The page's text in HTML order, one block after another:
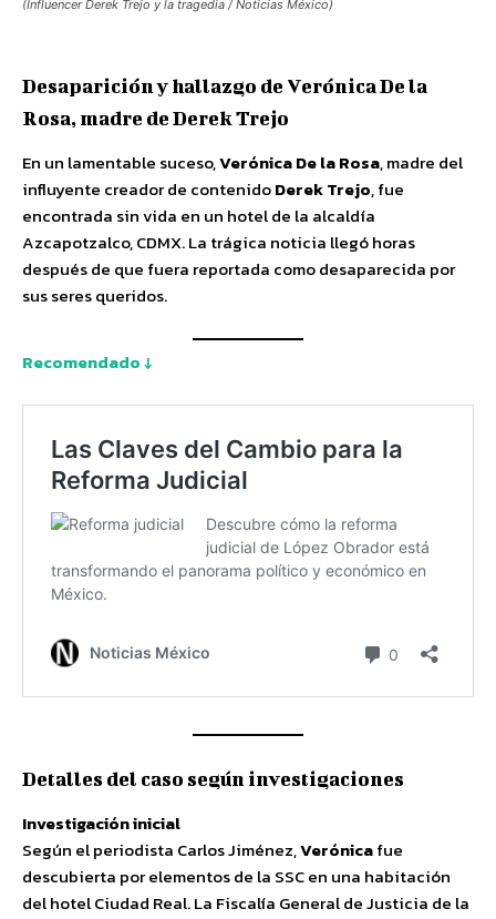
(Influencer Derek Trejo y la tragedia / Noticias México)
Desaparición y hallazgo de Verónica De la
Rosa, madre de Derek Trejo
En un lamentable suceso,Verónica De la Rosa, madre del
influyente creador de contenidoDerek Trejo, fue
encontrada sin vida en un hotel de la alcaldía
Azcapotzalco, CDMX. La trágica noticia llegó horas
después de que fuera reportada como desaparecida por
sus seres queridos.
Recomendado ↓
Detalles del caso según investigaciones
Investigación inicial
Según el periodista Carlos Jiménez,Verónicafue
descubierta por elementos de la SSC en una habitación
del hotel Ciudad Real. La Fiscalía General de Justicia de la